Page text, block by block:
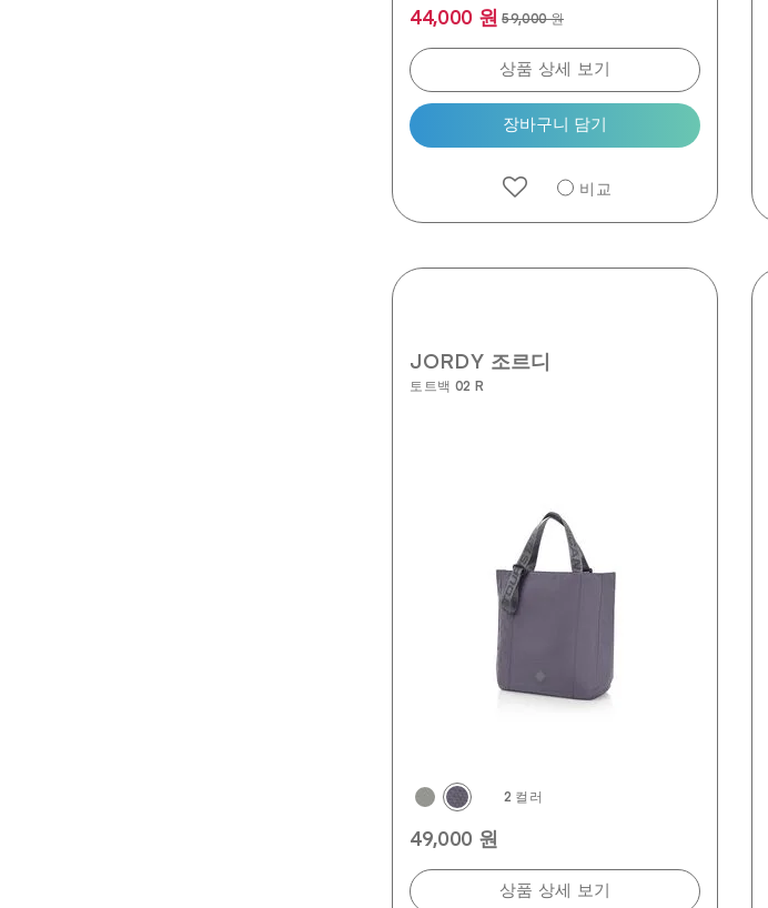
44,000 원 59,000 원
상품 상세 보기
장바구니 담기
비교
2 컬러
JORDY 조르디
토트백 02 R
49,000 원
상품 상세 보기